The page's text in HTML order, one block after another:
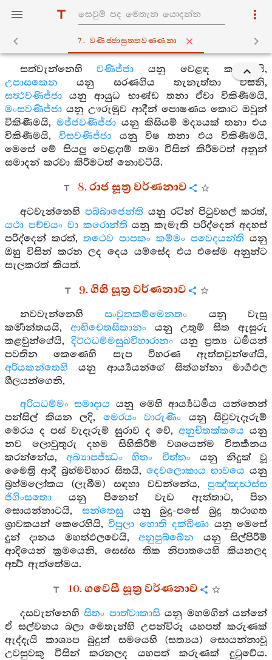
7. වණිජ‍්ජාසුත‍්තවණ‍්ණනා
සත්වැන්නෙහිවණිජ්ජා යනු වෙළඳ කටයුතුයි,
උපාසකෙනයනු සරණගිය තැනැත්තා විසිනි,
සත්‍ථවණිජ්ජා යනු ආයුධ භාණ්ඩ තනා ඒවා විකිණීමයි,
මංසවණිජ්ජා යනු ඌරුමුව ආදීන් පොෂණය කොට ඔවුන්
විකිණීමයි, මජ්ජවණිජ්ජායනු කිසියම් මද්‍යයක් තනා එය
විකිණීමයි,විසවණිජ්ජා යනු විෂ තනා එය විකිණීමයි,
මෙසේ මේ සියලු වෙළදාම් තමා විසින් කිරීමටත් අනුන්
සමාදන් කරවා කිරීමටත් නොවටියි.
8. රාජ සූත්‍ර වර්ණනාව
අටවැන්නෙහි පබ්බාජෙන්ති යනු රටින් පිටුවහල් කරත්,
යථා පච්චයං වා කරොන්ති යනු කැමැති පරිද්දෙන් අදහස්
පරිද්දෙන් කරත්, තථෙව පාපකං කම්මං පවෙදයන්ති යනු
ඔහු විසින් කරන ලද දෙය යම්සේද එය එසේම අනුන්ට
සැලකරත් කියත්.
9. ගිහි සූත්‍ර වර්ණනාව
නවවැන්නෙහිසංවුතකම්මෙනතං යනු වැසූ
කර්‍මාන්තයයි, ආභිචෙතසිකානංයනු උතුම් සිත ඇසුරු
කළවුන්ගේයි,දිට්ඨධම්මසුඛවිහාරානං යනු ප්‍රත්‍ය ධර්‍මයන්
පවතින කෙණෙහි සැප විහරණ ඇත්තවුන්ගේයි,
අරියකන්තෙහි යනු ආර්‍ය්‍යයන්ගේ සිත්ගන්නා මාර්‍ගඵල
ශීලයන්ගෙනි,
අරියධම්මං සමාදාය යනු මෙහි ආර්‍ය්‍යධර්‍මය යන්නෙන්
පන්සිල් කියන ලදි, මෙරයං වාරුණිං යනු සිවුවැදෑරුම්
මෙරය ද පස් වැදෑරුම් සුරාව ද වේ, අනුචිතක්කයෙ යනු
නව ලොවුතුරු දහම සිහිකිරීම් වශයෙන්ම විතර්‍කනය
කරන්නේය,අබ්‍යාපජ්ඣං හිතං චිත්තංයනු නිදුක් වූ
මෛත්‍රි ආදී බ්‍රහ්මවිහාර සිතයි, දෙවලොකාය භාවයෙ යනු
බ්‍රහ්මලෝකය (ලැබීම) සඳහා වඩන්නේය, පුඤ්ඤත්‍ථස්ස
ජිගිංසතො යනු පිනෙන් වැඩ ඇත්තාට, පින
සොයන්නාටයි, සන්තෙසුයනු බුදු-පසේ බුදු තථාගත
ශ්‍රාවකයන් කෙරෙහියි, විපුලා හොති දක්ඛිණා යනු මෙසේ
දුන් දානය මහත්ඵලවෙයි,අනුපුබ්බේන යනු සිල්පිරීම්
ආදියෙන් ක්‍රමයෙනි, සෙස්ස තික නිපාතයෙහි කියනලද
අර්‍ත්‍ථ ඇත්තේමය.
10. ගවෙසී සූත්‍ර වර්ණනාව
දසවැන්නෙහිසිතං පාත්වාකාසියනු මහමගින් යන්නේ
ඒ සල්වනය බලා මෙතැන්හි උපන්විරූ යහපත් කරුණක්
ඇද්දැයි කාශ්‍යප බුදුන් සමයෙහි (සත්‍යය) සොයන්නාවූ
උවසුවකු විසින් කරනලද යහපත් කරුණක් දුටුවේය.